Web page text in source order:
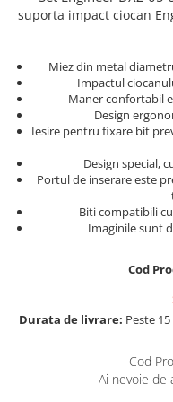
Etichete cabluri Aimo
Etichete haine Aimo
Etichete Aimo Phomemo
M200 | M220
Etichete Aimo rotunde
Etichete bijuterii Aimo
Batoane silicon Rapid
Batoane silicon Rapid
Batoane silicon universal
Batoane silicon sanitar
Batoane Silicon Textil
Batoane silicon piele
Batoane silicon lemn
Batoane silicon pentru
Batoane silicon cu sclipici
Batoane silicon Rapid Fun
Batoane silicon PVC/
Batoane silicon pluta
Batoane silicon piele
Duze pentru pistoale de
Trusa surubelnite
electrieni
Truse de scule
instalatori
Cuttere cu clicket pentru
cabluri forta aluminu
Extractor conectori
Geanta | Rucsac pentru
Instrumente
Pompe aspirator fludor si
Scule de mana electricieni
suporta impact ciocan
Miez din metal
Impactul
Maner confortabil
Design
Iesire pentru fixare bit
Design special,
Portul de inserare este
Biti compatibili
Imaginile sunt
Cod
Durata de livrare: Peste
Cod
Ai nevoie de